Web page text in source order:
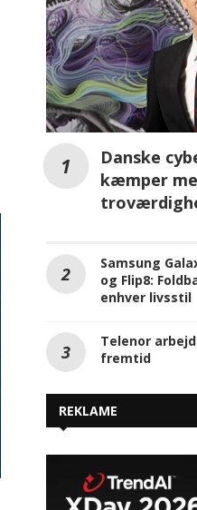
Danske
kæmper
Samsung
og Flip8:
enhver livsstil
Telenor
fremtid
REKLAME